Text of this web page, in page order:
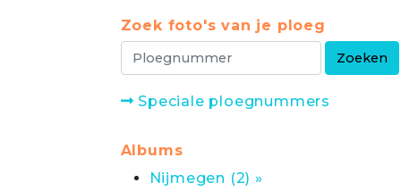
Zoek foto's van je ploeg
Speciale ploegnummers
Albums
Nijmegen (2) »